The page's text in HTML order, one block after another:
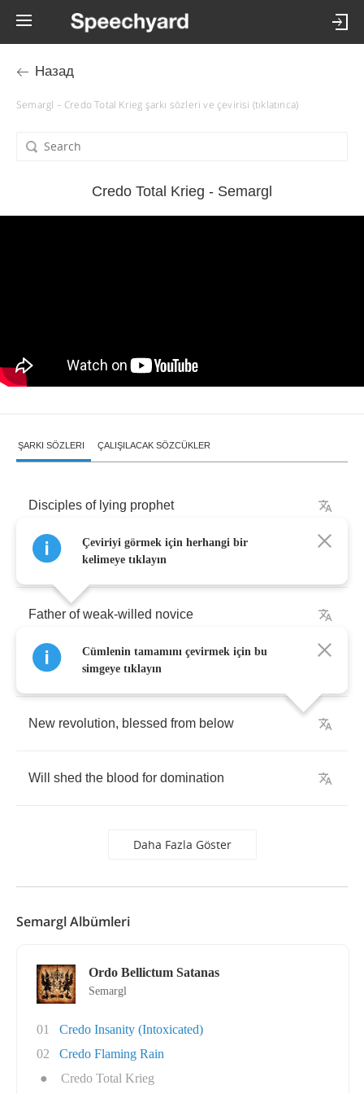
Назад
Semargl – Credo Total Krieg şarkı sözleri ve çevirisi (tıklatınca)
Credo Total Krieg - Semargl
ŞARKI SÖZLERI ÇALIŞILACAK SÖZCÜKLER
Disciples of lying prophet
Kill’em all to devastation
Father of weak-willed novice
Show no mercy to your
New revolution, blessed from below
Will shed the blood for domination
Daha Fazla Göster
Çeviriyi görmek için herhangi bir
kelimeye tıklayın
Cümlenin tamamını çevirmek için bu
simgeye tıklayın
Semargl Albümleri
Ordo Bellictum Satanas
Semargl
01
Credo Insanity (Intoxicated)
02
Credo Flaming Rain
●
Credo Total Krieg